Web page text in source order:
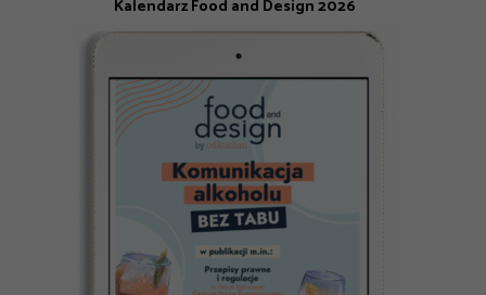
Kalendarz Food and Design 2026